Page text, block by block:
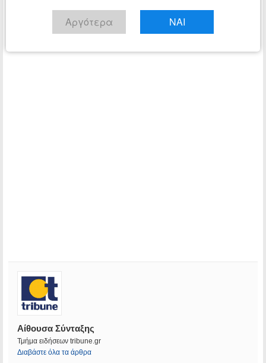
Αίθουσα Σύνταξης
Τμήμα ειδήσεων tribune.gr
Διαβάστε όλα τα άρθρα
Αργότερα ΝΑΙ